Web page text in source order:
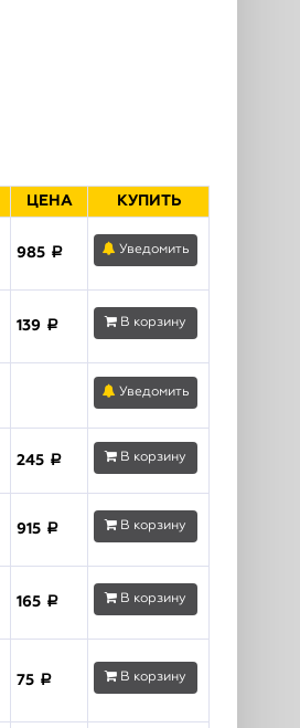
ЦЕНА КУПИТЬ
985 a Уведомить
139 a В корзину
Уведомить
245 a В корзину
915 a В корзину
165 a В корзину
75 a В корзину